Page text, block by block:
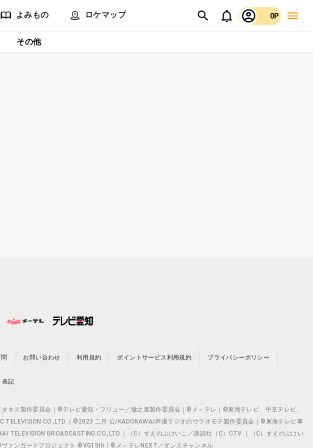
よみもの ロケマップ 0P
その他
お問い合わせ 利用規約 ポイントサービス利用規約 プライバシーポリシー
表記
ス製作委員会｜©テレビ愛知・フリュー／徹之進製作委員会｜©メ～テレ｜©東海テレビ、中京テレビ、
CO.,LTD.｜©2023 二月 公/KADOKAWA/声優ラジオのウラオモテ製作委員会｜©東海テレビ事
BROADCASTING CO.,LTD.｜（C）すえのぶけいこ／講談社（C）CTV ｜（C）すえのぶけい
ァンガードプロジェクト ©VG15th｜©メ～テレNEXT／ダンスチャンネル